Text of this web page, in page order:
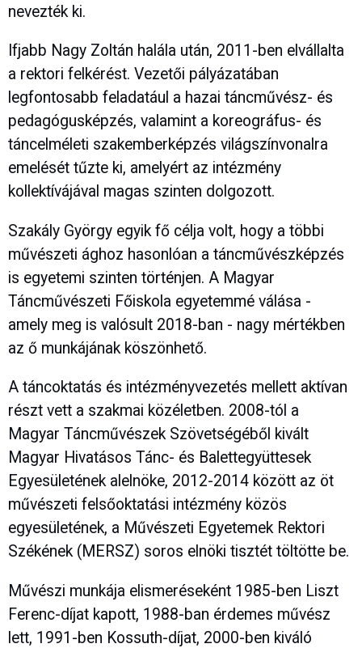
nevezték ki.
Ifjabb Nagy Zoltán halála után, 2011-ben elvállalta
a rektori felkérést. Vezetői pályázatában
legfontosabb feladatául a hazai táncművész- és
pedagógusképzés, valamint a koreográfus- és
táncelméleti szakemberképzés világszínvonalra
emelését tűzte ki, amelyért az intézmény
kollektívájával magas szinten dolgozott.
Szakály György egyik fő célja volt, hogy a többi
művészeti ághoz hasonlóan a táncművészképzés
is egyetemi szinten történjen. A Magyar
Táncművészeti Főiskola egyetemmé válása -
amely meg is valósult 2018-ban - nagy mértékben
az ő munkájának köszönhető.
A táncoktatás és intézményvezetés mellett aktívan
részt vett a szakmai közéletben. 2008-tól a
Magyar Táncművészek Szövetségéből kivált
Magyar Hivatásos Tánc- és Balettegyüttesek
Egyesületének alelnöke, 2012-2014 között az öt
művészeti felsőoktatási intézmény közös
egyesületének, a Művészeti Egyetemek Rektori
Székének (MERSZ) soros elnöki tisztét töltötte be.
Művészi munkája elismeréseként 1985-ben Liszt
Ferenc-díjat kapott, 1988-ban érdemes művész
lett, 1991-ben Kossuth-díjat, 2000-ben kiváló